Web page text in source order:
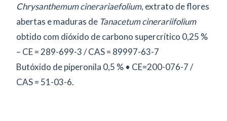
Chrysanthemum cinerariaefolium, extrato de flores
abertas e maduras de Tanacetum cinerariifolium
obtido com dióxido de carbono supercrítico 0,25 %
– CE = 289-699-3 / CAS = 89997-63-7
Butóxido de piperonila 0,5 % • CE=200-076-7 /
CAS = 51-03-6.